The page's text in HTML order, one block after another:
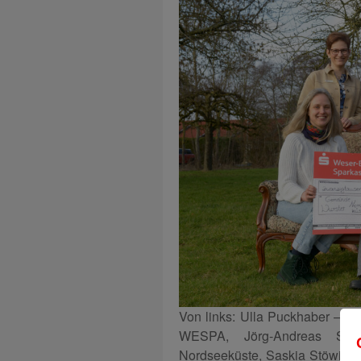
Von links: Ulla Puckhaber –
WESPA, Jörg-Andreas
Nordseeküste, Saskia